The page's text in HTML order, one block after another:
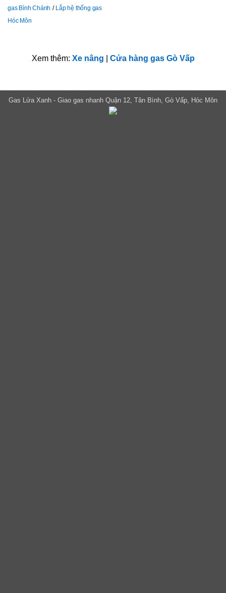
gas Bình Chánh
Lắp hệ thống gas
Hóc Môn
Xem thêm: Xe nâng Cửa hàng gas Gò Vấp
Gas Lửa Xanh - Giao gas nhanh Quận 12, Tân Bình, Gò Vấp, Hóc Môn